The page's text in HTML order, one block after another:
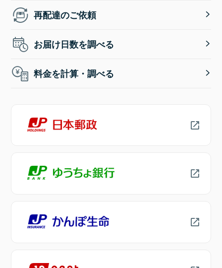
再配達のご依頼
お届け日数を調べる
料金を計算・調べる